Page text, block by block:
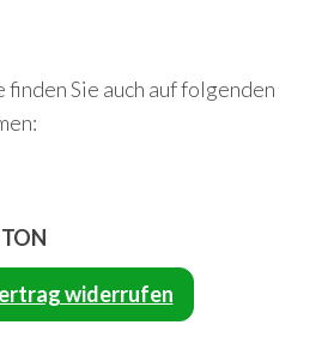
Sie auch auf folgenden
widerrufen